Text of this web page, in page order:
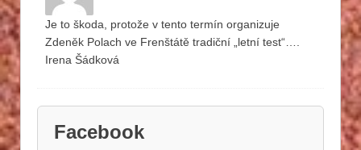
Je to škoda, protože v tento termín organizuje
Zdeněk Polach ve Frenštátě tradiční „letní test“….
Irena Šádková
Facebook